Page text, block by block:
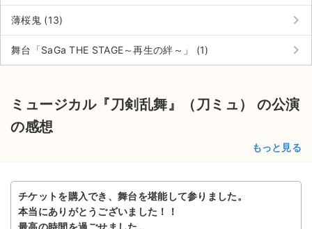
薄桜鬼 (13) keyboard_arrow_right
舞台「SaGa THE STAGE～再生の絆～」 (1) keyboard_arrow_right
ミュージカル『刀剣乱舞』（刀ミュ） の公演
の感想
もっと見る
チケットを購入でき、舞台を堪能して参りました。
本当にありがとうございました！！